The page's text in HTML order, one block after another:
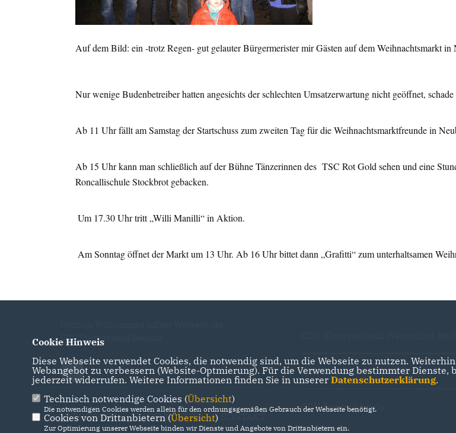
Auf dem Bild: ein -trotz Regen- gut gelauter Bürgermerister mir Gästen auf dem Weihnachtsmarkt in
Nur wenige Budenbetreiber hatten angesichts der schlechten Umsatzerwartung nicht geöffnet,
Ab 11 Uhr fällt am Samstag der Startschuss zum zweiten Tag für die Weihnachtsmarktfreunde in
Ab 15 Uhr kann man schließlich auf der Bühne Tänzerinnen des TSC Rot Gold sehen und eine
Roncallischule Stockbrot gebacken.
Um 17.30 Uhr tritt „Willi Manilli“ in Aktion.
Am Sonntag öffnet der Markt um 13 Uhr. Ab 16 Uhr bittet dann „Grafitti“ zum unterhaltsamen
CDU Stadtverband Beckum
IMPRESSUM DATENSCHUTZ KONTAKT
CDU Nordrhein-Westfalen
CDU Deutschlands
Cookie Hinweis
Diese Webseite verwendet Cookies, die notwendig sind, um die Webseite zu nutzen.
Webangebot zu verbessern (Website-Optmierung). Für die Verwendung bestimmter
jederzeit widerrufen. Weitere Informationen finden Sie in unserer Datenschutzerklärung.
Technisch notwendige Cookies (Übersicht)
Die notwendigen Cookies werden allein für den ordnungsgemäßen Gebrauch der Webseite benötigt.
Cookies von Drittanbietern (Übersicht)
Zur Optimierung unserer Webseite binden wir Dienste und Angebote von Drittanbietern ein.